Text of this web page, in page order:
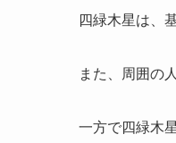
四緑木星は、
また、周囲の
一方で四緑木